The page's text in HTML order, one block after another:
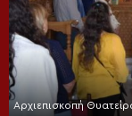
Αρχιεπισκοπή